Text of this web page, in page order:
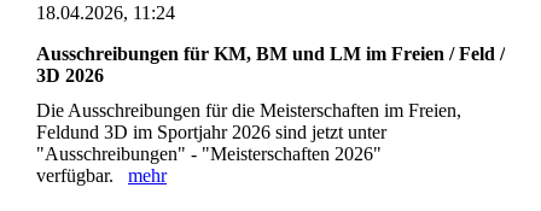
18.04.2026, 11:24
Ausschreibungen für KM, BM und LM im Freien / Feld /
3D 2026
Die Ausschreibungen für die Meisterschaften im Freien,
Feldund 3D im Sportjahr 2026 sind jetzt unter
"Ausschreibungen" - "Meisterschaften 2026"
verfügbar. mehr